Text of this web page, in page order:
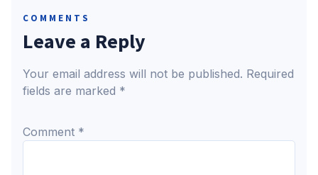
COMMENTS
Leave a Reply
Your email address will not be published. Required
fields are marked *
Comment *